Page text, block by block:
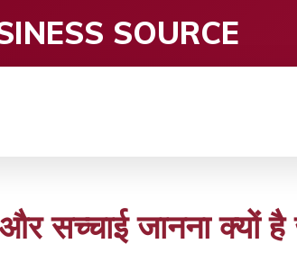
SOURCE
सच्चाई जानना क्यों है